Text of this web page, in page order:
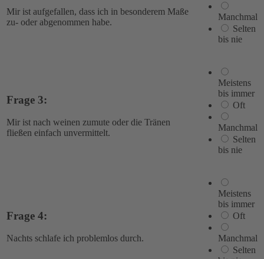
Mir ist aufgefallen, dass ich in besonderem Maße
zu- oder abgenommen habe.
Manchmal
Selten
bis nie
Frage 3:
Mir ist nach weinen zumute oder die Tränen
fließen einfach unvermittelt.
Meistens
bis immer
Oft
Manchmal
Selten
bis nie
Frage 4:
Nachts schlafe ich problemlos durch.
Meistens
bis immer
Oft
Manchmal
Selten